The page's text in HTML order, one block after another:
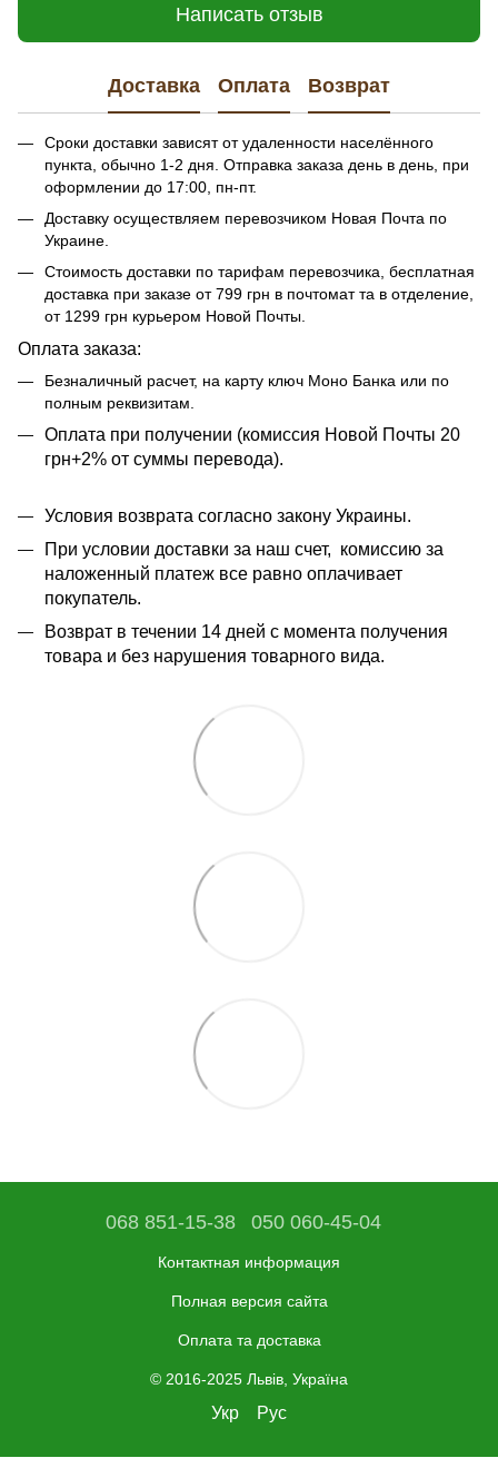
Написать отзыв
Доставка Оплата Возврат
Сроки доставки зависят от удаленности населённого
пункта, обычно 1-2 дня. Отправка заказа день в день, при
оформлении до 17:00, пн-пт.
Доставку осуществляем перевозчиком Новая Почта по
Украине.
Стоимость доставки по тарифам перевозчика, бесплатная
доставка при заказе от 799 грн в почтомат та в отделение,
от 1299 грн курьером Новой Почты.
Оплата заказа:
Безналичный расчет, на карту ключ Моно Банка или по
полным реквизитам.
​​Оплата при получении (комиссия Новой Почты 20
грн+2% от суммы перевода).
Условия возврата согласно закону Украины.
При условии доставки за наш счет, комиссию за
наложенный платеж все равно оплачивает
покупатель.
Возврат в течении 14 дней с момента получения
товара и без нарушения товарного вида.
068 851-15-38 050 060-45-04
Контактная информация
Полная версия сайта
Оплата та доставка
© 2016-2025 Львів, Україна
Укр Рус